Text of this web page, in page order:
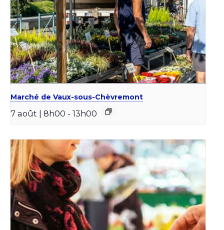
Marché de Vaux-sous-Chèvremont
7 août | 8h00 - 13h00